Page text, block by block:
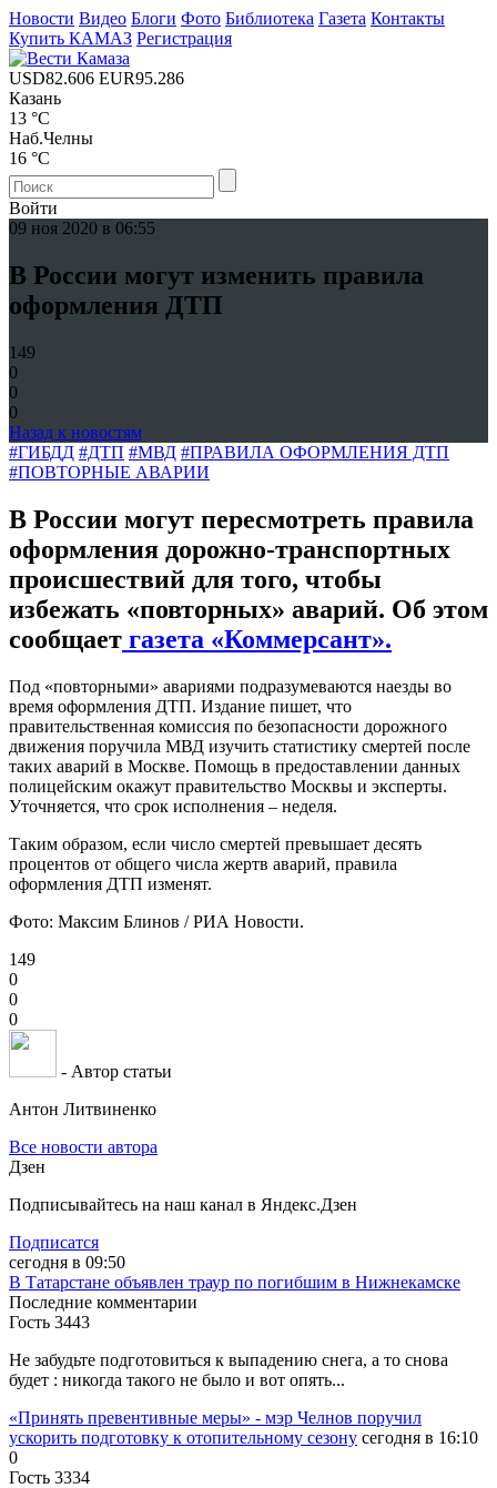
Новости Видео Блоги Фото Библиотека Газета Контакты
Купить КАМАЗ Регистрация
USD82.606 EUR95.286
Казань
13 °C
Наб.Челны
16 °C
Войти
09 ноя 2020 в 06:55
В России могут изменить правила
оформления ДТП
149
0
0
0
Назад к новостям
#ГИБДД #ДТП #МВД #ПРАВИЛА ОФОРМЛЕНИЯ ДТП
#ПОВТОРНЫЕ АВАРИИ
В России могут пересмотреть правила
оформления дорожно-транспортных
происшествий для того, чтобы
избежать «повторных» аварий. Об этом
сообщает газета «Коммерсант».
Под «повторными» авариями подразумеваются наезды во
время оформления ДТП. Издание пишет, что
правительственная комиссия по безопасности дорожного
движения поручила МВД изучить статистику смертей после
таких аварий в Москве. Помощь в предоставлении данных
полицейским окажут правительство Москвы и эксперты.
Уточняется, что срок исполнения – неделя.
Таким образом, если число смертей превышает десять
процентов от общего числа жертв аварий, правила
оформления ДТП изменят.
Фото: Максим Блинов / РИА Новости.
149
0
0
0
- Автор статьи
Антон Литвиненко
Все новости автора
Дзен
Подписывайтесь на наш канал в Яндекс.Дзен
Подписатся
сегодня в 09:50
В Татарстане объявлен траур по погибшим в Нижнекамске
Последние комментарии
Гость 3443
Не забудьте подготовиться к выпадению снега, а то снова
будет : никогда такого не было и вот опять...
«Принять превентивные меры» - мэр Челнов поручил
ускорить подготовку к отопительному сезону сегодня в 16:10
0
Гость 3334